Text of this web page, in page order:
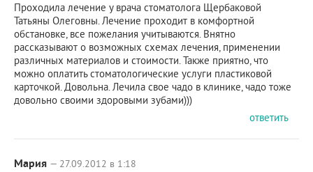
Проходила лечение у врача стоматолога Щербаковой
Татьяны Олеговны. Лечение проходит в комфортной
обстановке, все пожелания учитываются. Внятно
рассказывают о возможных схемах лечения, применении
различных материалов и стоимости. Также приятно, что
можно оплатить стоматологические услуги пластиковой
карточкой. Довольна. Лечила свое чадо в клинике, чадо тоже
довольно своими здоровыми зубами)))
ответить
Мария — 27.09.2012 в 1:18